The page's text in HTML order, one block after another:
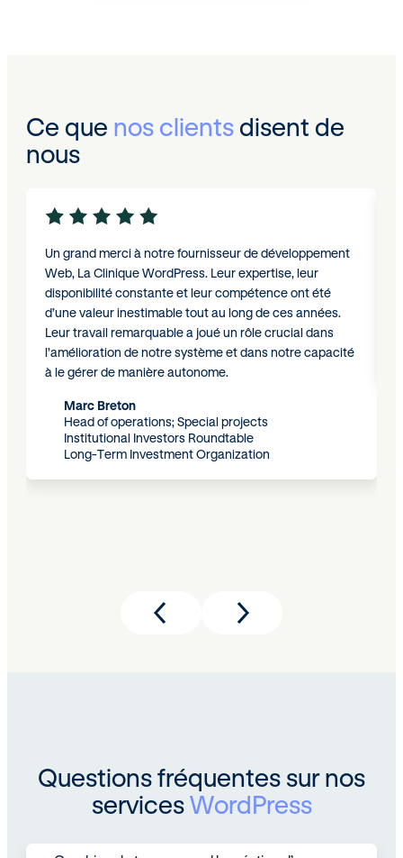
Ce que nos clientsdisent de
nous
Un grand merci à notre fournisseur de développement
Web, La Clinique WordPress. Leur expertise, leur
disponibilité constante et leur compétence ont été
d’une valeur inestimable tout au long de ces années.
Leur travail remarquable a joué un rôle crucial dans
l’amélioration de notre système et dans notre capacité
à le gérer de manière autonome.
Marc Breton
Head of operations; Special projects
Institutional Investors Roundtable
Long-Term Investment Organization
Questions fréquentes sur nos
servicesWordPress